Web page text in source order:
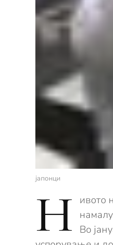
јапонци
Н ивото
Во